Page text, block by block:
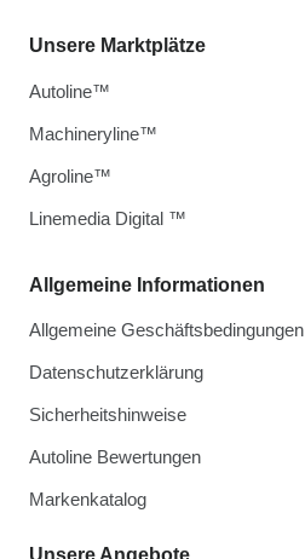
Allgemeine Informationen
Allgemeine Geschäftsbedingungen
Datenschutzerklärung
Sicherheitshinweise
Autoline Bewertungen
Markenkatalog
Unsere Angebote
Unsere Marktplätze
Autoline™
Machineryline™
Agroline™
Linemedia Digital ™